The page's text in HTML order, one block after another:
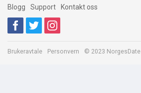
Blogg Support Kontakt oss
Brukeravtale Personvern © 2023 NorgesDate